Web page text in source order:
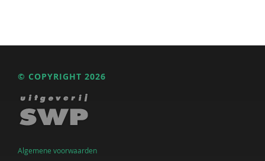
© COPYRIGHT 2026
Algemene voorwaarden